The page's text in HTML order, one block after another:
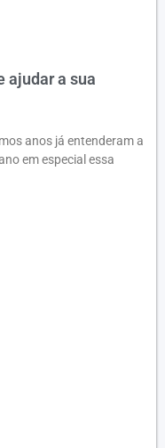
ajudar a sua
anos já entenderam a
em especial essa